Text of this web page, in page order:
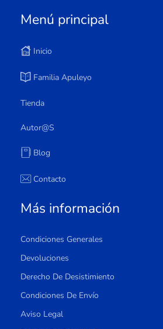
Menú principal
Inicio
Familia Apuleyo
Tienda
Autor@s
Blog
Contacto
Más información
Condiciones Generales
Devoluciones
Derecho De Desistimiento
Condiciones De Envío
Aviso Legal